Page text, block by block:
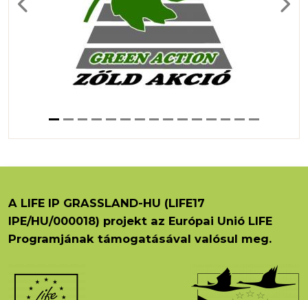
Previous Next
A LIFE IP GRASSLAND-HU (LIFE17
IPE/HU/000018) projekt az Európai Unió LIFE
Programjának támogatásával valósul meg.